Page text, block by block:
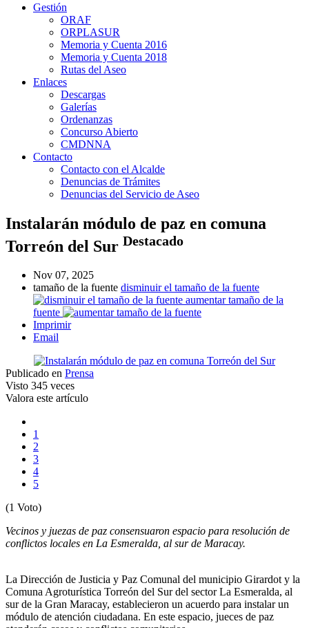
Gestión
ORAF
ORPLASUR
Memoria y Cuenta 2016
Memoria y Cuenta 2018
Rutas del Aseo
Enlaces
Descargas
Galerías
Ordenanzas
Concurso Abierto
CMDNNA
Contacto
Contacto con el Alcalde
Denuncias de Trámites
Denuncias del Servicio de Aseo
Instalarán módulo de paz en comuna
Torreón del Sur Destacado
Nov 07, 2025
tamaño de la fuente disminuir el tamaño de la fuente
aumentar tamaño de la
fuente
Imprimir
Email
Publicado en Prensa
Visto 345 veces
Valora este artículo
1
2
3
4
5
(1 Voto)
Vecinos y juezas de paz consensuaron espacio para resolución de
conflictos locales en La Esmeralda, al sur de Maracay.
La Dirección de Justicia y Paz Comunal del municipio Girardot y la
Comuna Agroturística Torreón del Sur del sector La Esmeralda, al
sur de la Gran Maracay, establecieron un acuerdo para instalar un
módulo de atención ciudadana. En este espacio, jueces de paz